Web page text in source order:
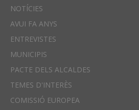
NOTÍCIES
AVUI FA ANYS
ENTREVISTES
MUNICIPIS
PACTE DELS ALCALDES
TEMES D'INTERÈS
COMISSIÓ EUROPEA